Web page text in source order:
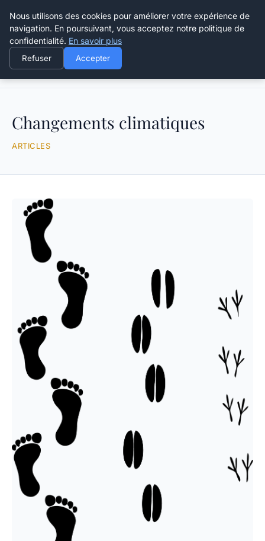
Happy Calyx Farmer
Changements climatiques
ARTICLES
Nous utilisons des cookies pour améliorer votre expérience de
navigation. En poursuivant, vous acceptez notre politique de
confidentialité. En savoir plus
Refuser Accepter